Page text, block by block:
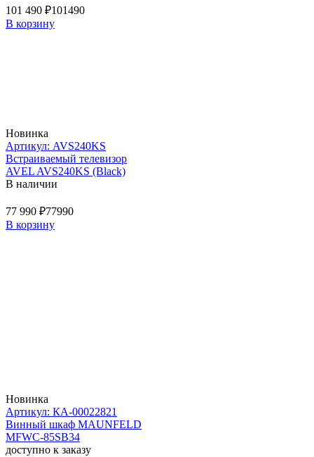
101 490 ₽101490
В корзину
Новинка
Артикул: AVS240KS
Встраиваемый телевизор
AVEL AVS240KS (Black)
В наличии
77 990 ₽77990
В корзину
Новинка
Артикул: КА-00022821
Винный шкаф MAUNFELD
MFWC-85SB34
доступно к заказу